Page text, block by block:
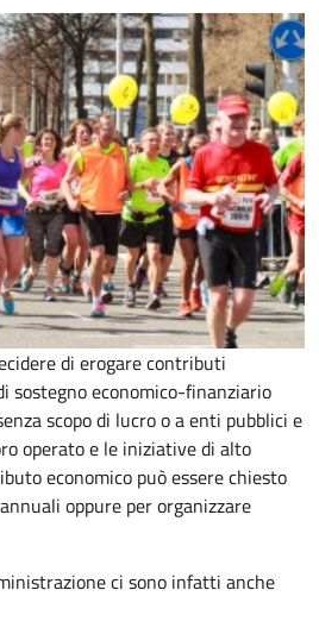
di erogare contributi
sostegno economico-finanziario
scopo di lucro o a enti pubblici e
operato e le iniziative di alto
economico può essere chiesto
oppure per organizzare
ci sono infatti anche